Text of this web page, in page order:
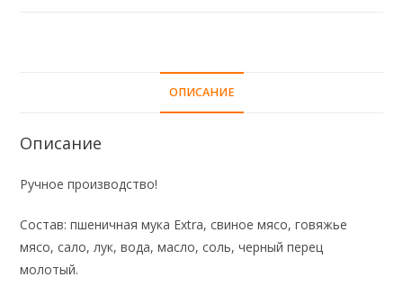
ОПИСАНИЕ
Описание
Ручное производство!
Состав: пшеничная мука Extra, свиное мясо, говяжье
мясо, сало, лук, вода, масло, соль, черный перец
молотый.